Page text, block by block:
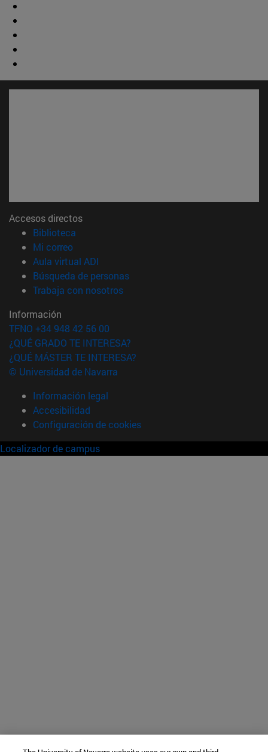
Accesos directos
Biblioteca
Mi correo(abre en nueva ventana)
Aula virtual ADI
Búsqueda de personas(abre en nueva ventana)
Trabaja con nosotros(abre en nueva ventana)
Información
TFNO +34 948 42 56 00
¿QUÉ GRADO TE INTERESA?
¿QUÉ MÁSTER TE INTERESA?
© Universidad de Navarra
Información legal
Accesibilidad
Configuración de cookies
Localizador de campus